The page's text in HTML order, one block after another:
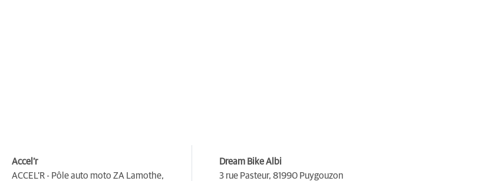
Accel’r
ACCEL’R - Pôle auto moto ZA Lamothe,
Dream Bike Albi
3 rue Pasteur, 81990 Puygouzon